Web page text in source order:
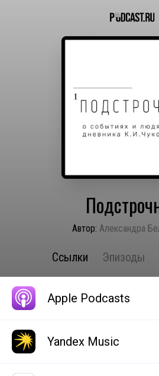
Автор: Александра
Ссылки Эпизоды
Apple Podcasts
Yandex Music